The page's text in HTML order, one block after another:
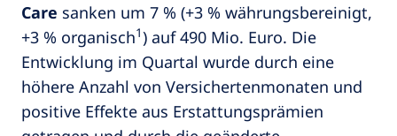
Care sanken um 7 % (+3 % währungsbereinigt,
+3 % organisch1) auf 490 Mio. Euro. Die
Entwicklung im Quartal wurde durch eine
höhere Anzahl von Versichertenmonaten und
positive Effekte aus Erstattungsprämien